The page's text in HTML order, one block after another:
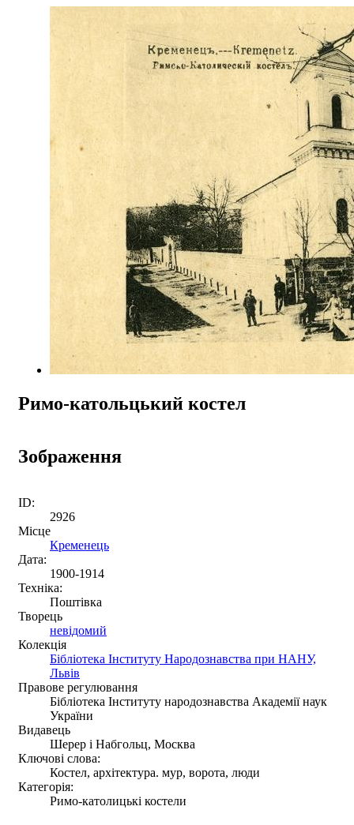
Римо-катольцький костел
Зображення
ID:
2926
Місце
Кременець
Дата:
1900-1914
Техніка:
Поштівка
Творець
невідомий
Колекція
Бібліотека Інституту Народознавства при НАНУ,
Львів
Правове регулювання
Бібліотека Інституту народознавства Академії наук
України
Видавець
Шерер і Набгольц, Москва
Ключові слова:
Костел, архітектура. мур, ворота, люди
Категорія:
Римо-католицькі костели